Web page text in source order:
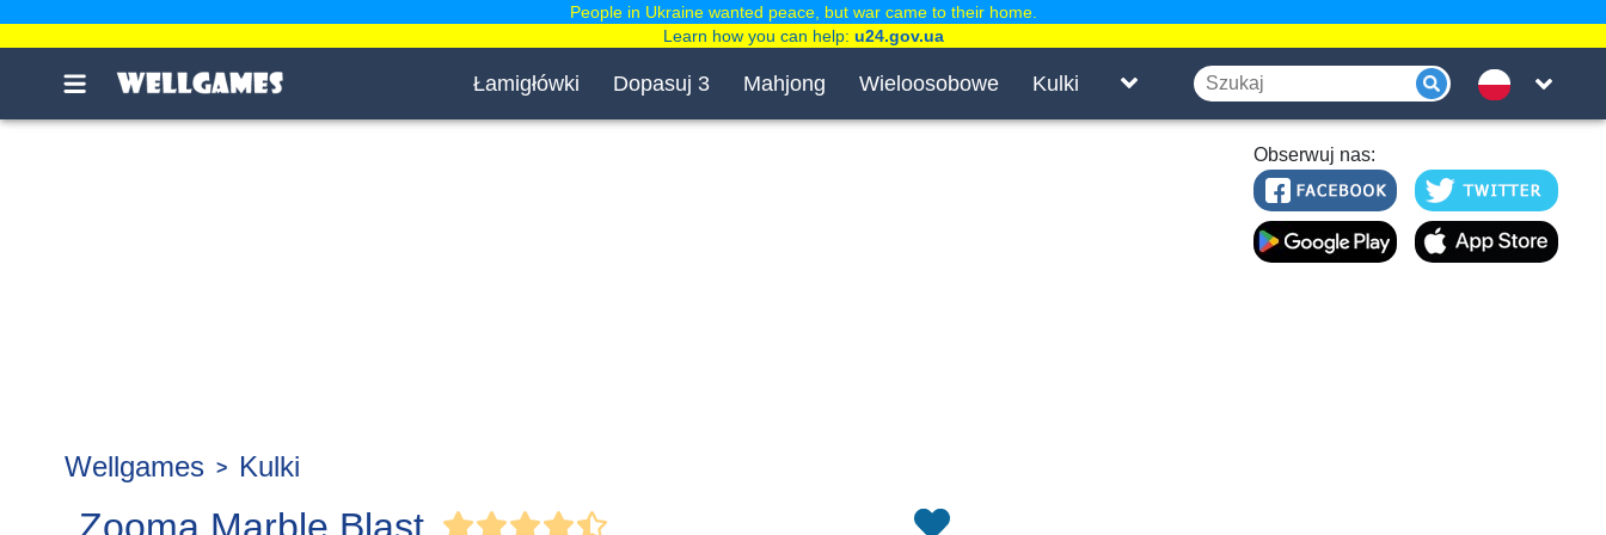
Łamigłówki Dopasuj 3 Mahjong Wieloosobowe Kulki
Obserwuj nas:
Wellgames Kulki
People in Ukraine wanted peace, but war came to their home.
Learn how you can help: u24.gov.ua